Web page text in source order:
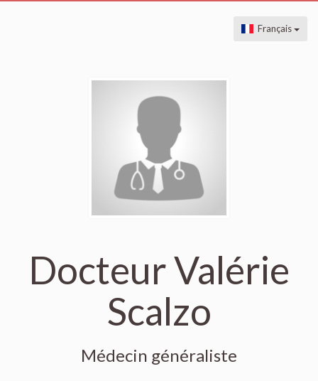
Français
Docteur Valérie
Scalzo
Médecin généraliste